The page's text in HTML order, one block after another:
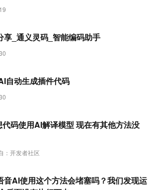
享_通义灵码_智能编码助手
自动生成插件代码
：开发者社区
解译模型 现在有其他方法没
音AI使用这个方法会堵塞吗？我们发现运